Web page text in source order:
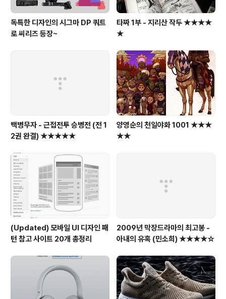
독특한 디자인의 시그마 DP 쿼트
로 씨리즈 등장~
타짜 1부 - 지리산 작두 ★★★★
★
백병무자 - 근접전투 승병전 (전 1
2권 완결) ★★★★★
양영순의 천일야화 1001 ★★★
★★
(Updated) 모바일 UI 디자인 패
턴 참고 사이트 20개 총정리
2009년 막장드라마의 최고봉 -
아내의 유혹 (민소희) ★★★★☆